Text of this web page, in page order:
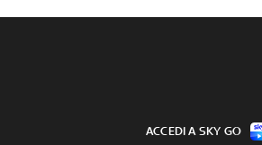
ACCEDI A SKY GO